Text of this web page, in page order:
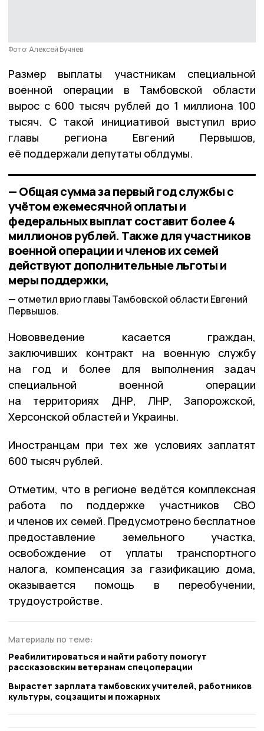
Фото: Алексей Бучнев
Размер выплаты участникам специальной
военной операции в Тамбовской области
вырос с 600 тысяч рублей до 1 миллиона 100
тысяч. С такой инициативой выступил врио
главы региона Евгений Первышов,
её поддержали депутаты облдумы.
— Общая сумма за первый год службы с
учётом ежемесячной оплаты и
федеральных выплат составит более 4
миллионов рублей. Также для участников
военной операции и членов их семей
действуют дополнительные льготы и
меры поддержки,
отметил врио главы Тамбовской области Евгений
Первышов.
Нововведение касается граждан,
заключивших контракт на военную службу
на год и более для выполнения задач
специальной военной операции
на территориях ДНР, ЛНР, Запорожской,
Херсонской областей и Украины.
Иностранцам при тех же условиях заплатят
600 тысяч рублей.
Отметим, что в регионе ведётся комплексная
работа по поддержке участников СВО
и членов их семей. Предусмотрено бесплатное
предоставление земельного участка,
освобождение от уплаты транспортного
налога, компенсация за газификацию дома,
оказывается помощь в переобучении,
трудоустройстве.
Материалы по теме:
Реабилитироваться и найти работу помогут
рассказовским ветеранам спецоперации
Вырастет зарплата тамбовских учителей, работников
культуры, соцзащиты и пожарных